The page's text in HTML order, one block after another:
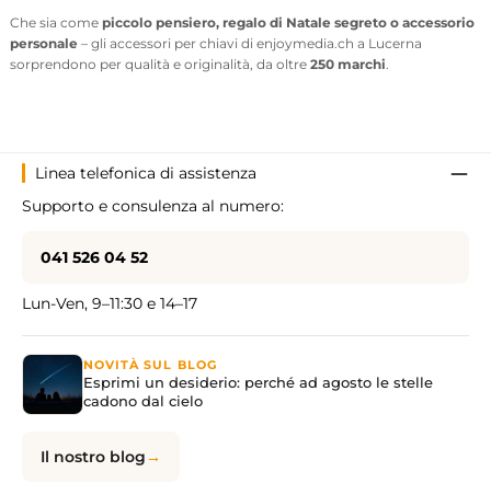
Che sia come piccolo pensiero, regalo di Natale segreto o accessorio
personale – gli accessori per chiavi di enjoymedia.ch a Lucerna
sorprendono per qualità e originalità, da oltre 250 marchi
Linea telefonica di assistenza
Supporto e consulenza al numero:
041 526 04 52
Lun-Ven, 9–11:30 e 14–17
NOVITÀ SUL BLOG
Esprimi un desiderio: perché ad agosto le stelle
cadono dal cielo
Il nostro blog